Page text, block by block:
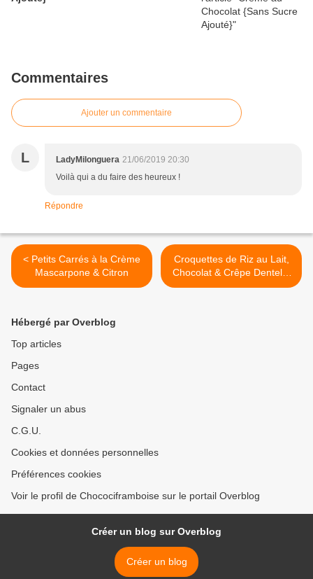
Commentaires
Ajouter un commentaire
L LadyMilonguera 21/06/2019 20:30
Voilà qui a du faire des heureux !
Répondre
< Petits Carrés à la Crème
Mascarpone & Citron
Croquettes de Riz au Lait,
Chocolat & Crêpe Dentelle
>
Hébergé par Overblog
Top articles
Pages
Contact
Signaler un abus
C.G.U.
Cookies et données personnelles
Préférences cookies
Voir le profil de Chocociframboise sur le portail Overblog
Créer un blog sur Overblog
Créer un blog